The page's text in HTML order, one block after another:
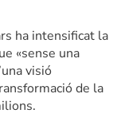
ha intensificat la
«sense una
visió
de la